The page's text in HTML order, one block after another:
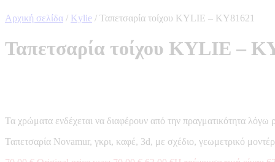
Αρχική σελίδα / Kylie / Ταπετσαρία τοίχου KYLIE – KY81621
Ταπετσαρία τοίχου KYLIE –
Τα χρώματα ενδέχεται να διαφέρουν από την πραγματικότητα λόγω
Ταπετσαρία Novamur, γκρι, καφέ, 3d, με σχέδιο, γεωμετρικό